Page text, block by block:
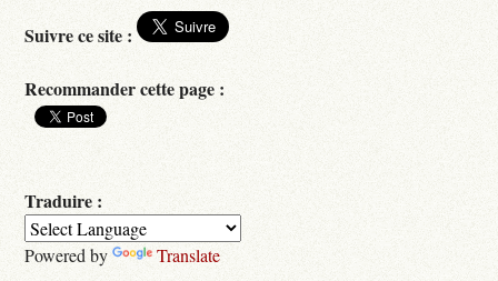
Suivre ce site :
Recommander cette page :
Traduire :
Powered by Translate